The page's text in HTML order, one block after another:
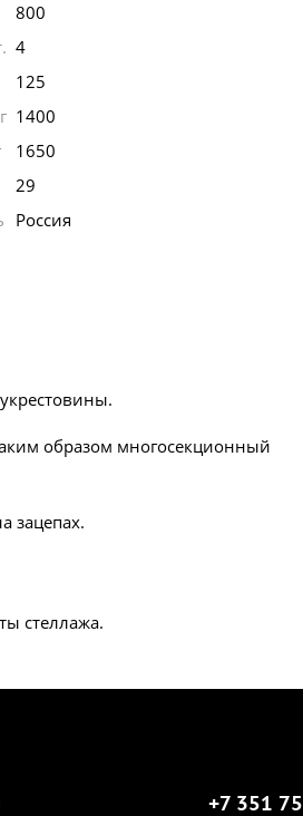
800
4
125
1400
1650
29
Россия
образом многосекционный
зацепах.
стеллажа.
+7 351